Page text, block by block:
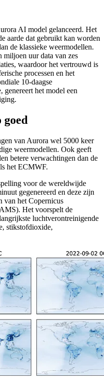
AI model gelanceerd. Het
aarde dat gebruikt kan worden
de klassieke weermodellen.
miljoen uur data van zes
waardoor het vertrouwd is
processen en het
10-daagse
genereert het model een
goed
van Aurora wel 5000 keer
weermodellen. Ook geeft
betere verwachtingen dan de
het ECMWF.
voor de wereldwijde
gegenereerd en deze zijn
van het Copernicus
Het voorspelt de
luchtverontreinigende
stikstofdioxide,